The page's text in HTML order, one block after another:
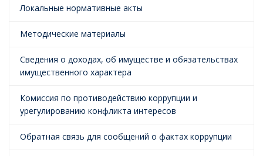
Локальные нормативные акты
Методические материалы
Сведения о доходах, об имуществе и обязательствах
имущественного характера
Комиссия по противодействию коррупции и
урегулированию конфликта интересов
Обратная связь для сообщений о фактах коррупции